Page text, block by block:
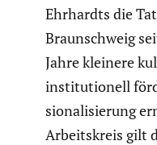
Ehrhardts die
Braun­schweig
Jahre kleinere
insti­tu­tio­nell
sio­na­li­sie­rung
Arbeits­kreis gilt